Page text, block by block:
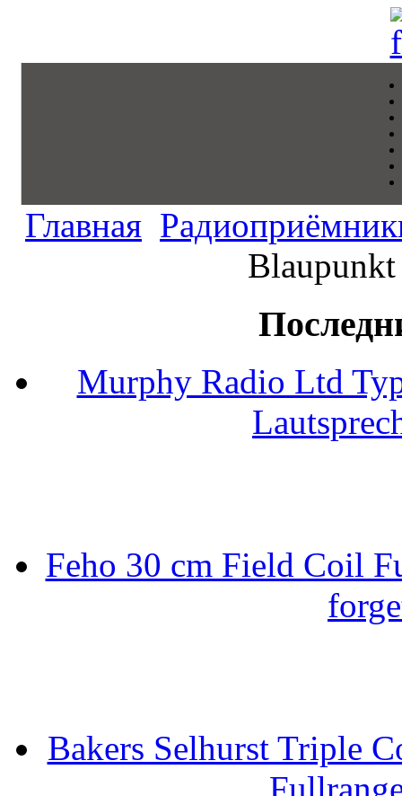
Главная
Murphy Radio Ltd
Feho 30 cm Field Coil
Bakers Selhurst Triple